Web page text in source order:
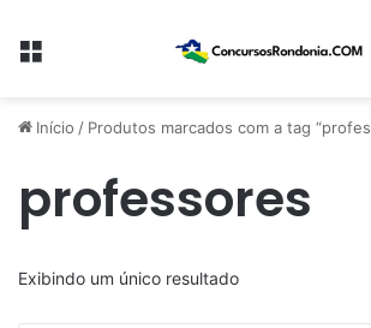
Menu
Início / Produtos marcados com a tag
professores
Exibindo um único resultado